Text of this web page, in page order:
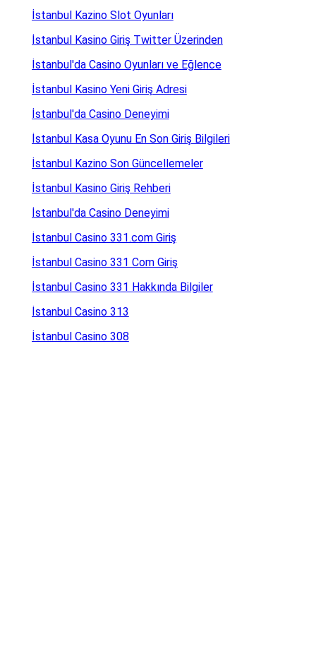
İstanbul Kazino Slot Oyunları
İstanbul Kasino Giriş Twitter Üzerinden
İstanbul'da Casino Oyunları ve Eğlence
İstanbul Kasino Yeni Giriş Adresi
İstanbul'da Casino Deneyimi
İstanbul Kasa Oyunu En Son Giriş Bilgileri
İstanbul Kazino Son Güncellemeler
İstanbul Kasino Giriş Rehberi
İstanbul'da Casino Deneyimi
İstanbul Casino 331.com Giriş
İstanbul Casino 331 Com Giriş
İstanbul Casino 331 Hakkında Bilgiler
İstanbul Casino 313
İstanbul Casino 308